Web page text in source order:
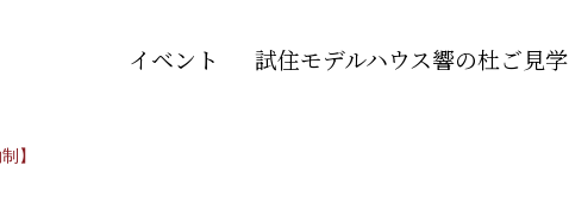
イベント 試住モデルハウス響の杜ご見学
】